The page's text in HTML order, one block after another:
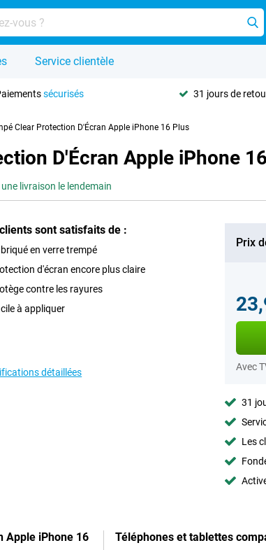
Service clientèle
sécurisés 31 jours de
Clear Protection D'Écran Apple iPhone 16 Plus
D'Écran Apple iPhone
livraison le lendemain
sont satisfaits de :
en verre trempé
d'écran encore plus claire
contre les rayures
à appliquer
détaillées
Prix
Avec
31
Les
Apple iPhone 16
Téléphones et tablettes